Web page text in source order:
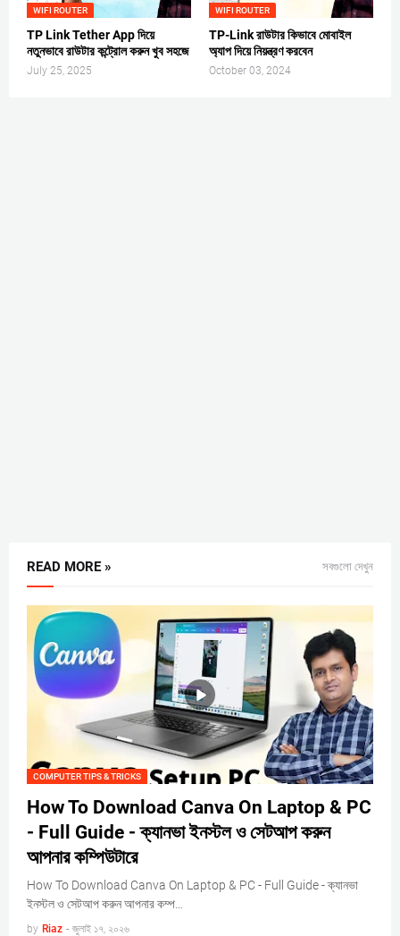
WIFI ROUTER
TP Link Tether App দিয়ে
নতুনভাবে রাউটার কন্ট্রোল করুন খুব সহজে
July 25, 2025
WIFI ROUTER
TP-Link রাউটার কিভাবে মোবাইল
অ্যাপ দিয়ে নিয়ন্ত্রণ করবেন
October 03, 2024
READ MORE » সবগুলো দেখুন
COMPUTER TIPS & TRICKS
How To Download Canva On Laptop & PC
- Full Guide - ক্যানভা ইনস্টল ও সেটআপ করুন
আপনার কম্পিউটারে
How To Download Canva On Laptop & PC - Full Guide - ক্যানভা
ইনস্টল ও সেটআপ করুন আপনার কম্প…
by Riaz - জুলাই ১৭, ২০২৬